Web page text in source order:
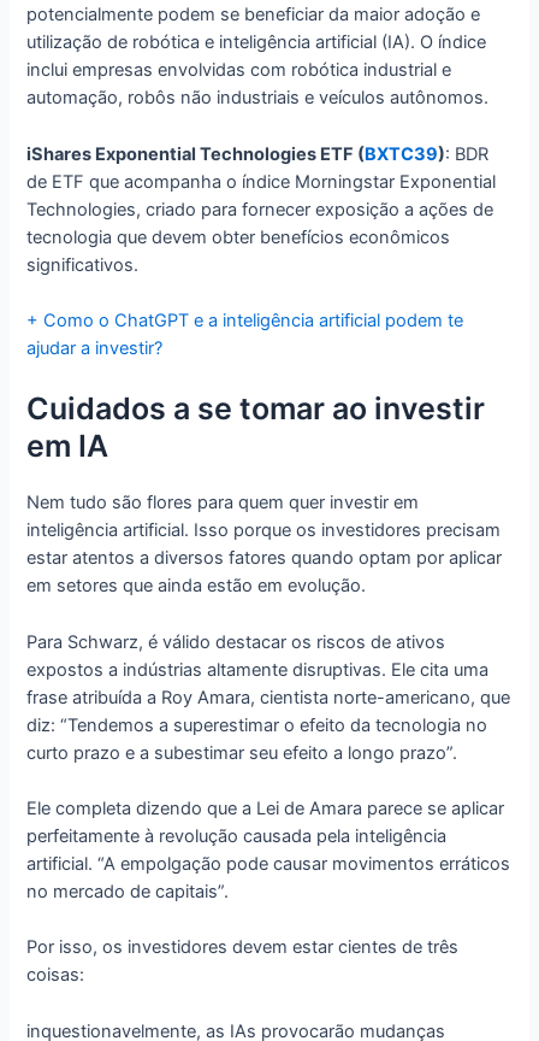
potencialmente podem se beneficiar da maior adoção e
utilização de robótica e inteligência artificial (IA). O índice
inclui empresas envolvidas com robótica industrial e
automação, robôs não industriais e veículos autônomos.
iShares Exponential Technologies ETF (BXTC39): BDR
de ETF que acompanha o índice Morningstar Exponential
Technologies, criado para fornecer exposição a ações de
tecnologia que devem obter benefícios econômicos
significativos.
+ Como o ChatGPT e a inteligência artificial podem te
ajudar a investir?
Cuidados a se tomar ao investir
em IA
Nem tudo são flores para quem quer investir em
inteligência artificial. Isso porque os investidores precisam
estar atentos a diversos fatores quando optam por aplicar
em setores que ainda estão em evolução.
Para Schwarz, é válido destacar os riscos de ativos
expostos a indústrias altamente disruptivas. Ele cita uma
frase atribuída a Roy Amara, cientista norte-americano, que
diz: “Tendemos a superestimar o efeito da tecnologia no
curto prazo e a subestimar seu efeito a longo prazo”.
Ele completa dizendo que a Lei de Amara parece se aplicar
perfeitamente à revolução causada pela inteligência
artificial. “A empolgação pode causar movimentos erráticos
no mercado de capitais”.
Por isso, os investidores devem estar cientes de três
coisas:
inquestionavelmente, as IAs provocarão mudanças